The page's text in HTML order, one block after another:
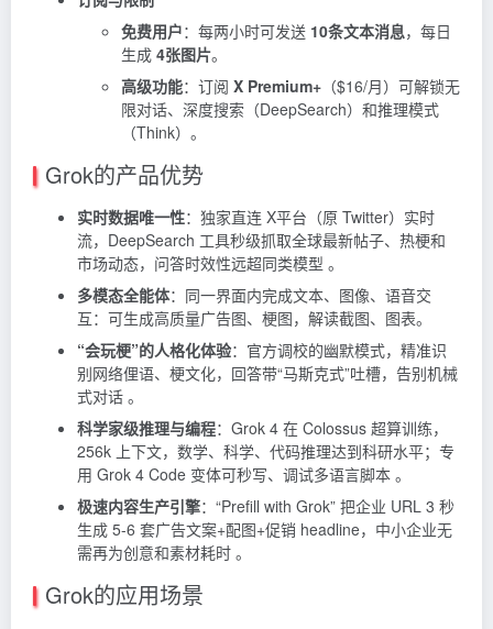
免费用户：每两小时可发送 10条文本消息，每日
生成 4张图片。
高级功能：订阅 X Premium+ （$16/月）可解锁无
限对话、深度搜索（DeepSearch）和推理模式
（Think）。
Grok的产品优势
实时数据唯一性：独家直连 X平台（原 Twitter）实时
流，DeepSearch 工具秒级抓取全球最新帖子、热梗和
市场动态，问答时效性远超同类模型 。
多模态全能体：同一界面内完成文本、图像、语音交
互：可生成高质量广告图、梗图，解读截图、图表。
“会玩梗”的人格化体验：官方调校的幽默模式，精准识
别网络俚语、梗文化，回答带“马斯克式”吐槽，告别机械
式对话 。
科学家级推理与编程：Grok 4 在 Colossus 超算训练，
256k 上下文，数学、科学、代码推理达到科研水平；专
用 Grok 4 Code 变体可秒写、调试多语言脚本 。
极速内容生产引擎：“Prefill with Grok” 把企业 URL 3 秒
生成 5-6 套广告文案+配图+促销 headline，中小企业无
需再为创意和素材耗时 。
Grok的应用场景